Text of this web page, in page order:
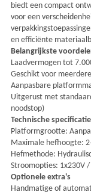
biedt een compact
voor een
en efficiënte
Belangrijkste
Laadvermogen tot
Geschikt voor
Aanpasbare
Uitgerust met
noodstop)
Technische
Platformgrootte:
Maximale hefhoogte: 2
Hefmethode:
Stroomopties: 1x230V
Optionele extra's
Handmatige of